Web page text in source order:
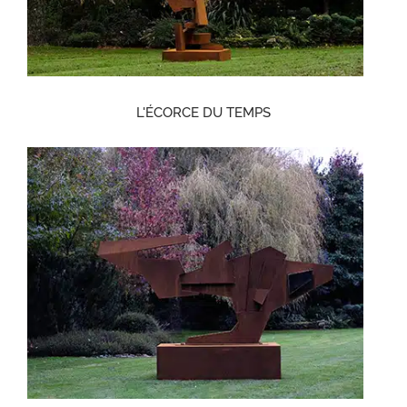
L'ÉCORCE DU TEMPS